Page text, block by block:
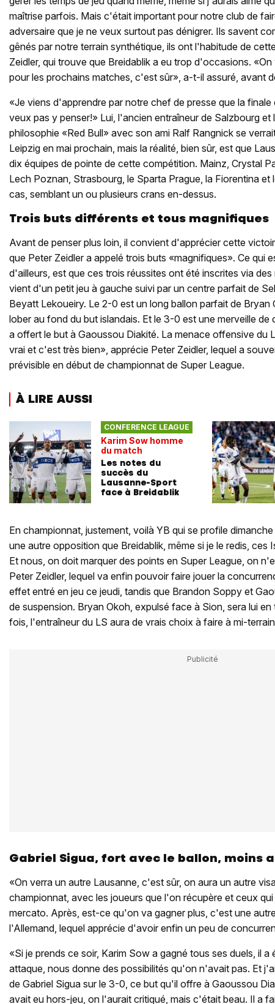
maîtrise parfois. Mais c'était important pour notre club de
adversaire que je ne veux surtout pas dénigrer. Ils savent
gênés par notre terrain synthétique, ils ont l'habitude de
Zeidler, qui trouve que Breidablik a eu trop d'occasions.
pour les prochains matches, c'est sûr», a-t-il assuré, avant
«Je viens d'apprendre par notre chef de presse que la finale
veux pas y penser!» Lui, l'ancien entraîneur de Salzbourg et
philosophie «Red Bull» avec son ami Ralf Rangnick se
Leipzig en mai prochain, mais la réalité, bien sûr, est que
dix équipes de pointe de cette compétition. Mainz, Crystal
Lech Poznan, Strasbourg, le Sparta Prague, la Fiorentina
cas, semblant un ou plusieurs crans en-dessus.
Trois buts différents et tous magnifiques
Avant de penser plus loin, il convient d'apprécier cette
que Peter Zeidler a appelé trois buts «magnifiques». Ce qui
d'ailleurs, est que ces trois réussites ont été inscrites via
vient d'un petit jeu à gauche suivi par un centre parfait de
Beyatt Lekoueiry. Le 2-0 est un long ballon parfait de Bryan
lober au fond du but islandais. Et le 3-0 est une merveille de
a offert le but à Gaoussou Diakité. La menace offensive du
vrai et c'est très bien», apprécie Peter Zeidler, lequel a
prévisible en début de championnat de Super League.
À LIRE AUSSI
CONFERENCE LEAGUE
Karim Sow homme
du match
Les notes du
succès du
Lausanne-Sport
face à Breidablik
En championnat, justement, voilà YB qui se profile
une autre opposition que Breidablik, même si je le redis, ces
Et nous, on doit marquer des points en Super League, on
Peter Zeidler, lequel va enfin pouvoir faire jouer la
effet entré en jeu ce jeudi, tandis que Brandon Soppy et
de suspension. Bryan Okoh, expulsé face à Sion, sera lui en
fois, l'entraîneur du LS aura de vrais choix à faire à mi-
Gabriel Sigua, fort avec le ballon, moins
«On verra un autre Lausanne, c'est sûr, on aura un autre
championnat, avec les joueurs que l'on récupère et ceux
mercato. Après, est-ce qu'on va gagner plus, c'est une
l'Allemand, lequel apprécie d'avoir enfin un peu de
«Si je prends ce soir, Karim Sow a gagné tous ses duels, il
attaque, nous donne des possibilités qu'on n'avait pas. Et
de Gabriel Sigua sur le 3-0, ce but qu'il offre à Gaoussou
avait eu hors-jeu, on l'aurait critiqué, mais c'était beau. Il a